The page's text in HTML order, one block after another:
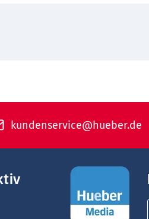
kundenservice@hueber.de